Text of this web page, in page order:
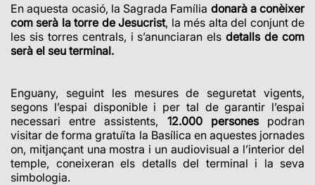
En aquesta ocasió, la Sagrada Família donarà a conèixer
com serà la torre de Jesucrist, la més alta del conjunt de
les sis torres centrals, i s’anunciaran elsdetalls de com
serà el seu terminal.
Enguany, seguint les mesures de seguretat vigents,
segons l’espai disponible i per tal de garantir l’espai
necessari entre assistents,
12.000 personespodran
visitar de forma gratuïta la Basílica en aquestes jornades
on, mitjançant una mostra i un audiovisual a l’interior del
temple, coneixeran els detalls del terminal i la seva
simbologia.